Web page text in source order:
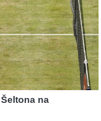
na